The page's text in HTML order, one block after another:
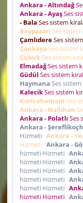
Ankara - Altındağ
Ankara - AyaşSes
- Bala Ses sistem
Beypazarı Ses
ÇamlıdereSes
Çankaya Ses sistem
Çubuk Ses sistem
ElmadağSes sistem
Güdül Ses sistem
Haymana Ses
KalecikSes sistem
Kızılcahamam Ses
Ankara - Nallıhan
Ankara - Polatlı Ses
Ankara -
Hizmeti Ankara -
Hizmeti Ankara -
hizmeti Hizmeti
hizmeti Hizmeti
hizmeti Hizmeti
hizmeti Hizmeti
hizmeti Hizmeti
hizmeti Hizmeti